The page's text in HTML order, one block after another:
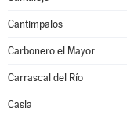
Cantimpalos
Carbonero el Mayor
Carrascal del Río
Casla